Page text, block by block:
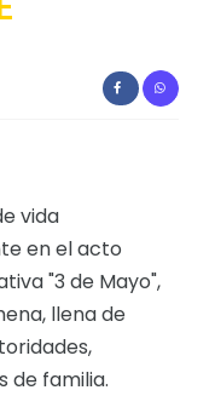
vida
en el acto
"3 de Mayo",
llena de
de familia.